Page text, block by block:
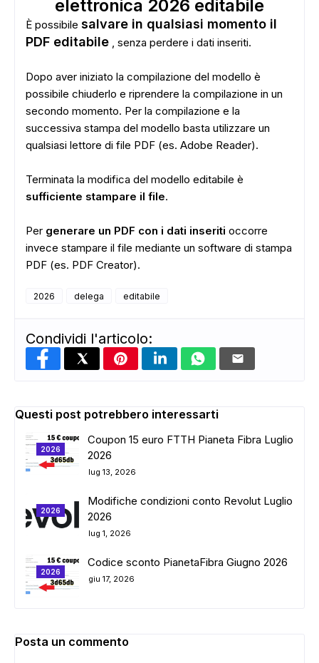
ADS
elettronica 2026 editabile
È possibile salvare in qualsiasi momento il
PDF editabile , senza perdere i dati inseriti.
Dopo aver iniziato la compilazione del modello è
possibile chiuderlo e riprendere la compilazione in un
secondo momento. Per la compilazione e la
successiva stampa del modello basta utilizzare un
qualsiasi lettore di file PDF (es. Adobe Reader).
Terminata la modifica del modello editabile è
sufficiente stampare il file.
Per generare un PDF con i dati inseriti occorre
invece stampare il file mediante un software di stampa
PDF (es. PDF Creator).
2026 delega editabile
Condividi l'articolo:
Questi post potrebbero interessarti
2026
Coupon 15 euro FTTH Pianeta Fibra Luglio
2026
lug 13, 2026
2026
Modifiche condizioni conto Revolut Luglio
2026
lug 1, 2026
2026
Codice sconto PianetaFibra Giugno 2026
giu 17, 2026
Posta un commento